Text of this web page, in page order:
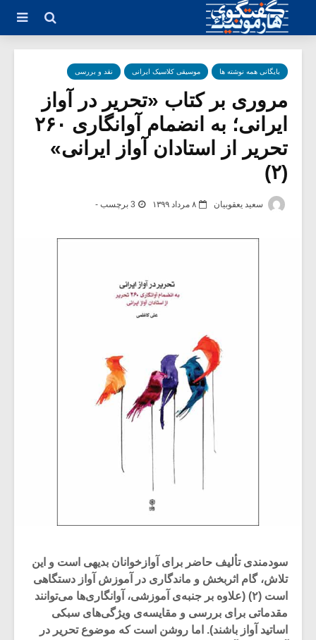
بایگانی همه نوشته ها موسیقی کلاسیک ایرانی نقد و بررسی
مروری بر کتاب «تحریر در آواز
ایرانی؛ به انضمام آوانگاری ۲۶۰
تحریر از استادان آواز ایرانی»
(۲)
سعید یعقوبیان ۸ مرداد ۱۳۹۹ 3 برچسب -
سودمندی تألیف حاضر برای آوازخوانان بدیهی است و این
تلاش، گام اثربخش و ماندگاری در آموزش آواز دستگاهی
است (۲) (علاوه بر جنبه‌ی آموزشی، آوانگاری‌ها می‌توانند
مقدماتی برای بررسی و مقایسه‌ی ویژگی‌های سبکی
اساتید آواز باشند). اما روشن است که موضوع تحریر در